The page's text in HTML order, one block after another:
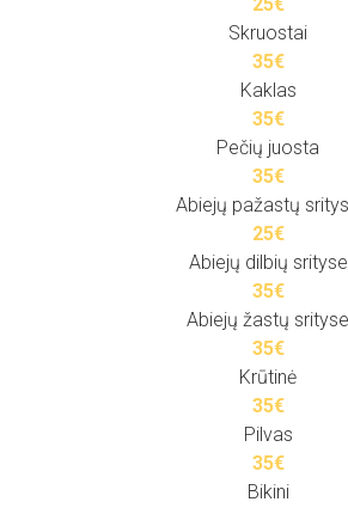
Skruostai
35€
Kaklas
35€
Pečių juosta
35€
Abiejų pažastų
25€
Abiejų dilbių srityse
35€
Abiejų žastų srityse
35€
Krūtinė
35€
Pilvas
35€
Bikini